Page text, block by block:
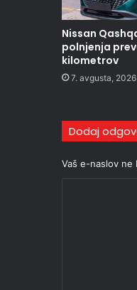
Nissan
polnjenja
kilometrov
7. avgusta, 2026
Dodaj
Vaš e-naslov ne